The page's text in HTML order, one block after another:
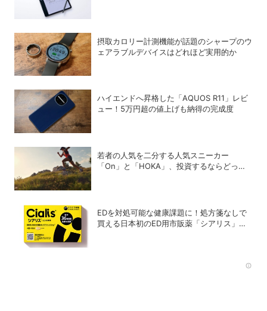
摂取カロリー計測機能が話題のシャープのウ
ェアラブルデバイスはどれほど実用的か
ハイエンドへ昇格した「AQUOS R11」レビ
ュー！5万円超の値上げも納得の完成度
若者の人気を二分する人気スニーカー
「On」と「HOKA」、投資するならどっ
EDを対処可能な健康課題に！処方箋なしで
買える日本初のED用市販薬「シアリス」が